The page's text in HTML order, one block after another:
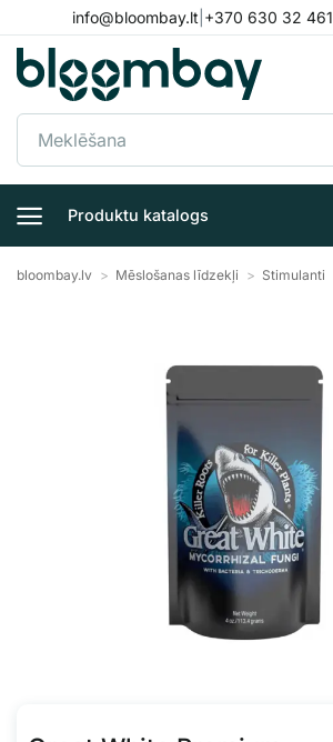
to
content
info@bloombay.lt +370 630 32 461
Meklēt:
Produktu katalogs
bloombay.lv > Mēslošanas līdzekļi > Stimulanti